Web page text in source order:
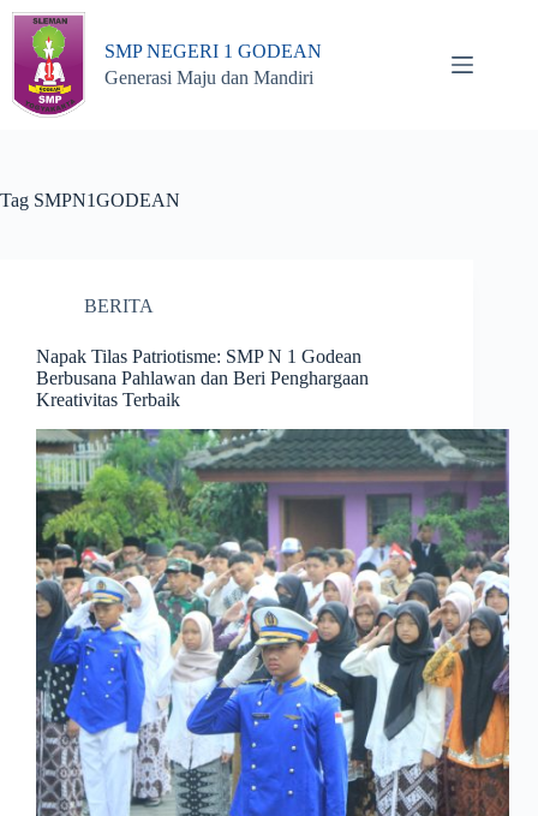
Skip
content
SMP NEGERI 1 GODEAN
Generasi Maju dan Mandiri
Tag SMPN1GODEAN
BERITA
Napak Tilas Patriotisme: SMP N 1 Godean
Berbusana Pahlawan dan Beri Penghargaan
Kreativitas Terbaik